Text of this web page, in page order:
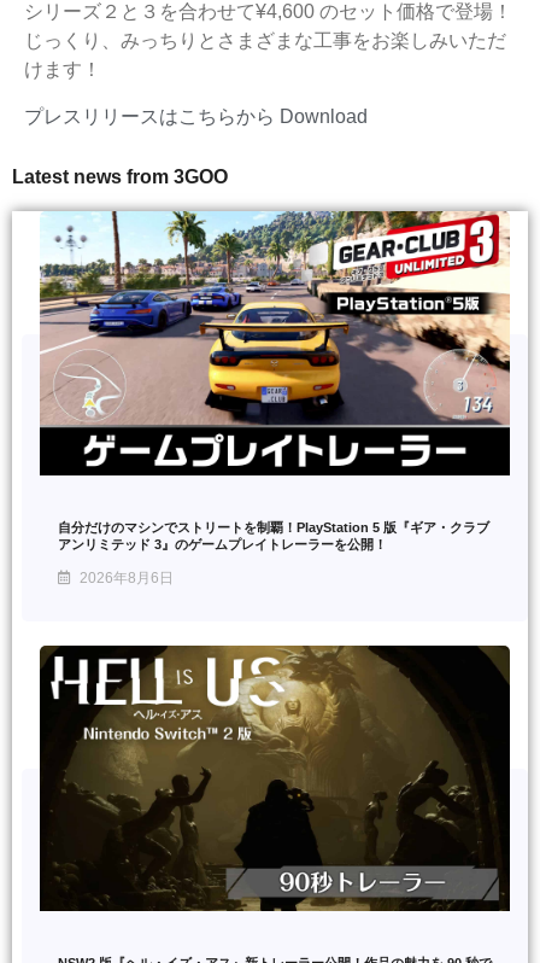
シリーズ２と３を合わせて¥4,600 のセット価格で登場！
じっくり、みっちりとさまざまな工事をお楽しみいただ
けます！
プレスリリースはこちらから Download
Latest news from 3GOO
自分だけのマシンでストリートを制覇！PlayStation 5 版『ギア・クラブ
アンリミテッド 3』のゲームプレイトレーラーを公開！
2026年8月6日